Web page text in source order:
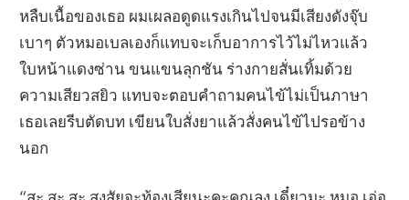
หลืบเนื้อของเธอ ผมเผลอดูดแรงเกินไปจนมีเสียงดังจุ๊บ
เบาๆ ตัวหมอเบลเองก็แทบจะเก็บอาการไว้ไม่ไหวแล้ว
ใบหน้าแดงซ่าน ขนแขนลุกชัน ร่างกายสั่นเทิ้มด้วย
ความเสียวสยิว แทบจะตอบคำถามคนไข้ไม่เป็นภาษา
เธอเลยรีบตัดบท เขียนใบสั่งยาแล้วสั่งคนไข้ไปรอข้าง
นอก